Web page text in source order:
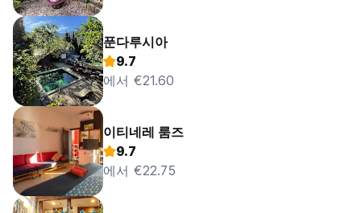
푼다루시아
9.7
에서 €21.60
이티네레 룸즈
9.7
에서 €22.75